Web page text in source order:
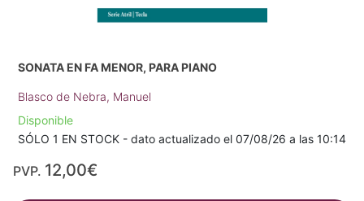
SONATA EN FA MENOR, PARA PIANO
Blasco de Nebra, Manuel
Disponible
SÓLO 1 EN STOCK - dato actualizado el 07/08/26 a las 10:14
PVP. 12,00€